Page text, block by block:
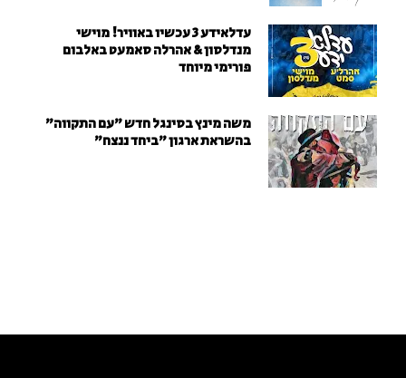
עדלאידע 3 עכשיו באוויר! מוישי
מנדלסון & אהרלה סאמעט באלבום
פורימי מיוחד
משה מינץ בסינגל חדש ״עם התקווה״
בהשראת ארגון "ביחד ננצח"